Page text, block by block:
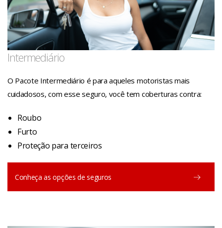
Intermediário
O Pacote Intermediário é para aqueles motoristas mais
cuidadosos, com esse seguro, você tem coberturas contra:
Roubo
Furto
Proteção para terceiros
Conheça as opções de seguros